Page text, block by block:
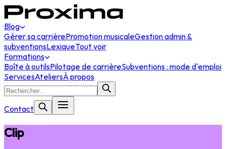
Blog
Gérer sa carrièrePromotion musicaleGestion admin &
subventionsLexiqueTout voir
Formations
Boîte à outilsPilotage de carrièreSubventions : mode d'emploi
ServicesAteliersÀ propos
Contact
Clip